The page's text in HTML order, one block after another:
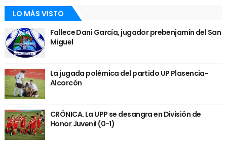
LO MÁS VISTO
Fallece Dani García, jugador prebenjamín del San
Miguel
La jugada polémica del partido UP Plasencia-
Alcorcón
CRÓNICA. La UPP se desangra en División de
Honor Juvenil (0-1)